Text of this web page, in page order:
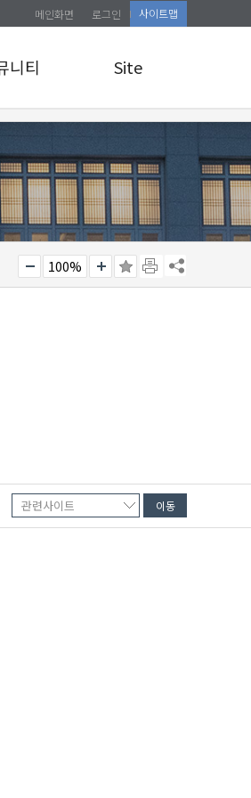
메인화면 로그인 사이트맵
니티
육 신청
Site
로그인
100%